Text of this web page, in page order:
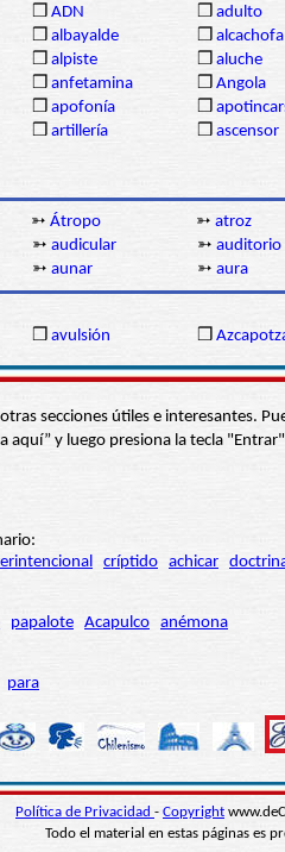
❒ ADN ❒ adulto
❒ albayalde ❒ alcachofa
❒ alpiste ❒ aluche
❒ anfetamina ❒ Angola
❒ apofonía ❒
❒ artillería ❒ ascensor
➳ Átropo ➳ atroz
➳ audicular ➳ auditorio
➳ aunar ➳ aura
❒ avulsión ❒
secciones útiles e interesantes.
aquí” y luego presiona la tecla
críptido achicar
papalote Acapulco anémona
para
Política de Privacidad - Copyright
Todo el material en estas páginas es